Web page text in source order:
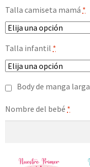
Talla camiseta mamá *
Talla infantil *
Body de manga larga
Nombre del bebé *